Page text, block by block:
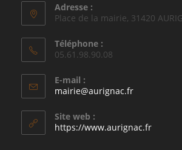
Adresse :
Place de la mairie, 31420
Téléphone :
05.61.98.90.08
E-mail :
mairie@aurignac.frS’ouvre
application
Site web :
https://www.aurignac.fr